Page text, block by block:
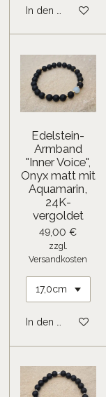
In den Warenkorb
Edelstein-
Armband
"Inner Voice",
Onyx matt mit
Aquamarin,
24K-
vergoldet
49,00 €
zzgl.
Versandkosten
In den Warenkorb